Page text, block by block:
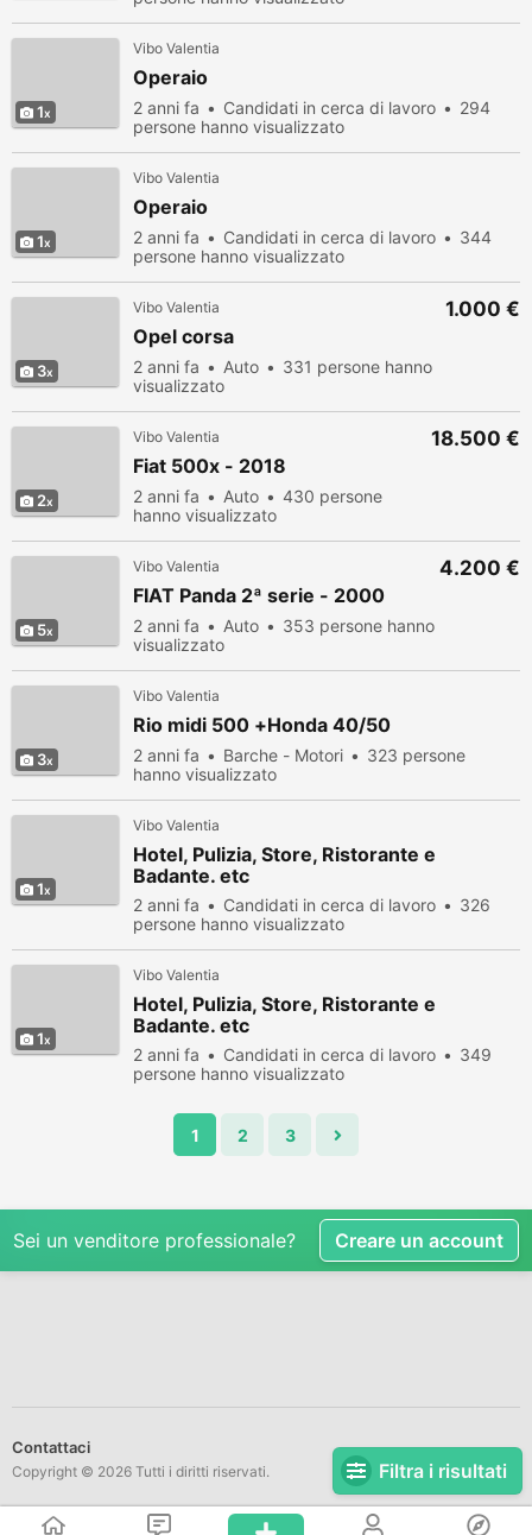
Filtra i risultati
1
Vibo Valentia
Operaio
2 anni fa Candidati in cerca di lavoro
294
persone hanno visualizzato
1
Vibo Valentia
Operaio
2 anni fa Candidati in cerca di lavoro
344
persone hanno visualizzato
3
Vibo Valentia
Opel corsa
2 anni fa Auto
331 persone hanno
visualizzato
1.000 €
2
Vibo Valentia
Fiat 500x - 2018
2 anni fa Auto
430 persone
hanno visualizzato
18.500 €
5
Vibo Valentia
FIAT Panda 2ª serie - 2000
2 anni fa Auto
353 persone hanno
visualizzato
4.200 €
3
Vibo Valentia
Rio midi 500 +Honda 40/50
2 anni fa Barche - Motori
323 persone
hanno visualizzato
1
Vibo Valentia
Hotel, Pulizia, Store, Ristorante e
Badante. etc
2 anni fa Candidati in cerca di lavoro
326
persone hanno visualizzato
1
Vibo Valentia
Hotel, Pulizia, Store, Ristorante e
Badante. etc
2 anni fa Candidati in cerca di lavoro
349
persone hanno visualizzato
1 2 3
Sei un venditore professionale? Creare un account
Contattaci
Copyright © 2026 Tutti i diritti riservati.